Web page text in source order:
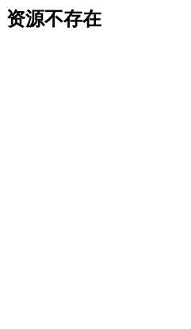
资源不存在